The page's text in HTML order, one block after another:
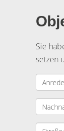
Sie
setzen